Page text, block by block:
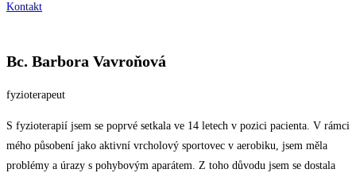
Kontakt
Bc. Barbora Vavroňová
fyzioterapeut
S fyzioterapií jsem se poprvé setkala ve 14 letech v pozici pacienta. V rámci
mého působení jako aktivní vrcholový sportovec v aerobiku, jsem měla
problémy a úrazy s pohybovým aparátem. Z toho důvodu jsem se dostala